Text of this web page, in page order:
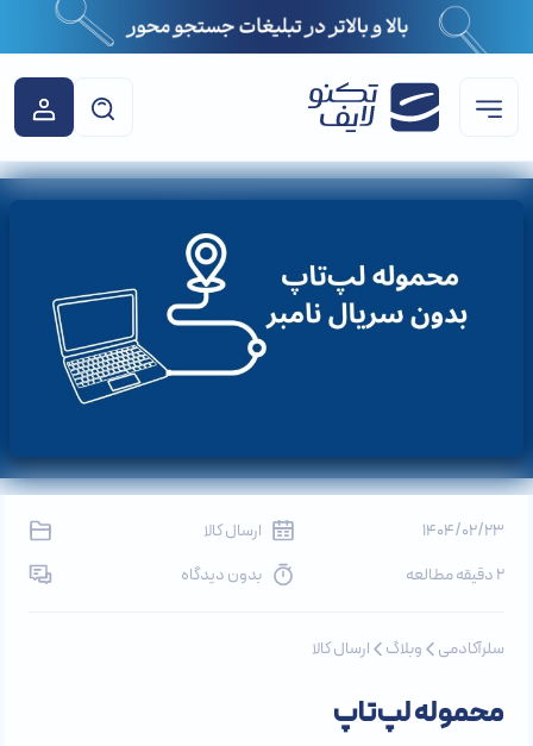
1404/02/23
ارسال کالا
2 دقیقه مطالعه
بدون دیدگاه
سلرآکادمی وبلاگ ارسال کالا
محموله لپ‌تاپ